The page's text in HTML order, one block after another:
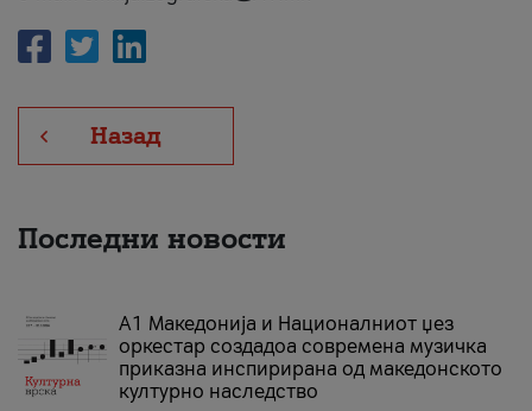
Назад
Последни новости
А1 Македонија и Националниот џез
оркестар создадоа современа музичка
приказна инспирирана од македонското
културно наследство